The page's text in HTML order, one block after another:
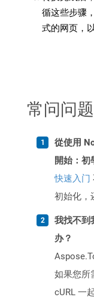
循这些步骤
式的网页，
常问问题
從使用
開始：初
快速入门
初始化，
我找不到
办？
如果您所
cURL 一